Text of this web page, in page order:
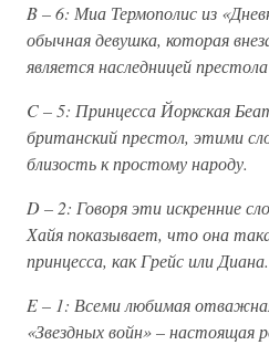
B – 6: Миа Термополис из
обычная девушка, которая
является наследницей
C – 5: Принцесса Йоркская
британский престол, этими
близость к простому народу.
D – 2: Говоря эти искренние
Хайя показывает, что она
принцесса, как Грейс или Диана.
E – 1: Всеми любимая
«Звездных войн» – настоящая